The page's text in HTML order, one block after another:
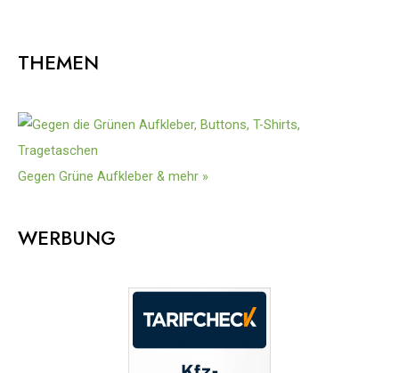
THEMEN
Gegen Grüne Aufkleber & mehr »
WERBUNG